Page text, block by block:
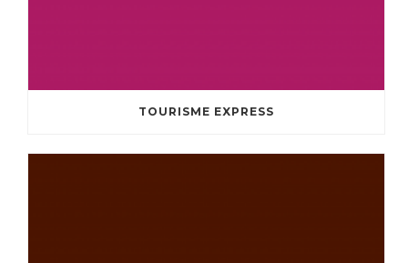
TOURISME EXPRESS